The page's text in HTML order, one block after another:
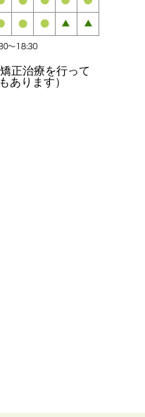
正治療を行って
あります）